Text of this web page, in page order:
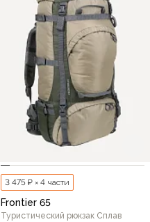
3 475 ₽ × 4 части
Frontier 65
Туристический рюкзак Сплав